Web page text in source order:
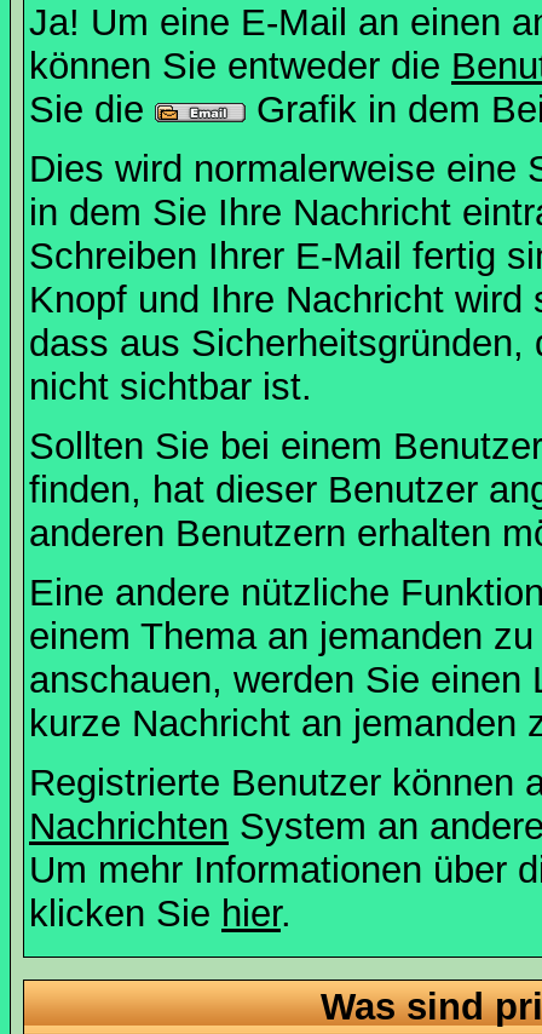
Ja! Um eine E-Mail an einen
können Sie entweder die
Sie die
Grafik in dem
Dies wird normalerweise eine
in dem Sie Ihre Nachricht
Schreiben Ihrer E-Mail fertig
Knopf und Ihre Nachricht
dass aus
nicht sichtbar ist.
Sollten Sie bei einem
finden, hat dieser Benutzer
anderen Benutzern erhalten
Eine andere nützliche
einem Thema an jemanden
anschauen, werden Sie
kurze Nachricht an jemanden
Registrierte Benutzer können
Nachrichten System an
Um mehr Informationen über
klicken Sie hier.
Was sind